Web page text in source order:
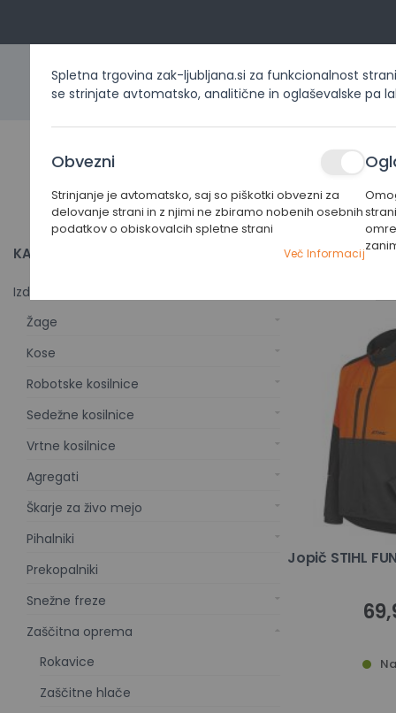
Obvezni
Strinjanje je avtomatsko, saj so piškotki obvezni za
delovanje strani in z njimi ne zbiramo nobenih osebnih
podatkov o obiskovalcih spletne strani
Več Informacij
Spletna trgovina zak-ljubljana.si za funkcionalnost
se strinjate avtomatsko, analitične in oglaševalske pa
Domov Izdelki po kategorijah Zaščitna oprema
ZAŠČITNE
Jopič STIHL
KATEGORIJA
Izdelki po kategorijah
Žage
Kose
Robotske kosilnice
Sedežne kosilnice
Vrtne kosilnice
Agregati
Škarje za živo mejo
Pihalniki
Prekopalniki
Snežne freze
Zaščitna oprema
Rokavice
Zaščitne hlače